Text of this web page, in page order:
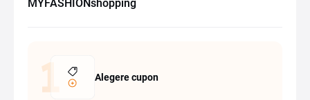
MYFASHIONshopping
Alegere cupon